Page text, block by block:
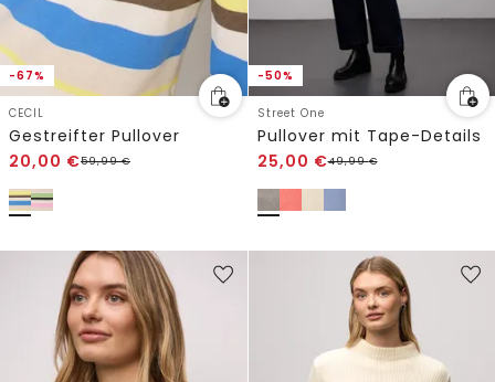
-67%
CECIL
Gestreifter Pullover
20,00 €59,99€
-50%
Street One
Pullover mit Tape-Details
25,00 €49,99€